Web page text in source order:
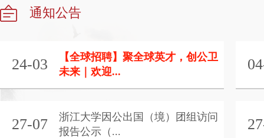
通知公告
24-03
【全球招聘】聚全球英才，创公卫
未来｜欢迎...
27-07
浙江大学因公出国（境）团组访问
报告公示（...